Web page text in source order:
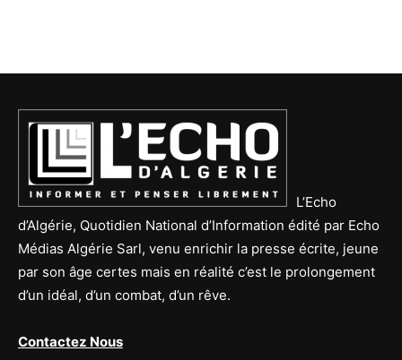
L’Echo
d’Algérie, Quotidien National d’Information édité par Echo
Médias Algérie Sarl, venu enrichir la presse écrite, jeune
par son âge certes mais en réalité c’est le prolongement
d’un idéal, d’un combat, d’un rêve.
Contactez Nous